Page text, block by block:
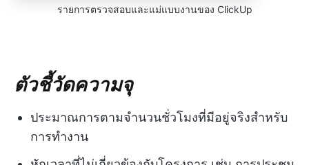
รายการตรวจสอบและแม่แบบงานของ ClickUp
ตัวชี้วัดความจุ
ประมาณการตามจำนวนชั่วโมงที่มีอยู่จริงสำหรับ
การทำงาน